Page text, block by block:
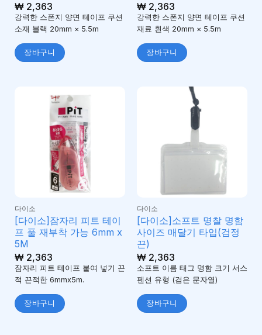
₩2,363
강력한 스폰지 양면 테이프 쿠션
소재 블랙 20mm × 5.5m
장바구니
₩2,363
강력한 스폰지 양면 테이프 쿠션
재료 흰색 20mm × 5.5m
장바구니
다이소
[다이소]잠자리 피트 테이
프 풀 재부착 가능 6mm x
5M
₩2,363
잠자리 피트 테이프 붙여 넣기 끈
적 끈적한 6mmx5m.
장바구니
다이소
[다이소]소프트 명찰 명함
사이즈 매달기 타입(검정
끈)
₩2,363
소프트 이름 태그 명함 크기 서스
펜션 유형 (검은 문자열)
장바구니